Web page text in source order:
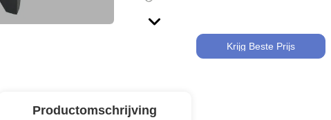
Krijg Beste Prijs
Productomschrijving